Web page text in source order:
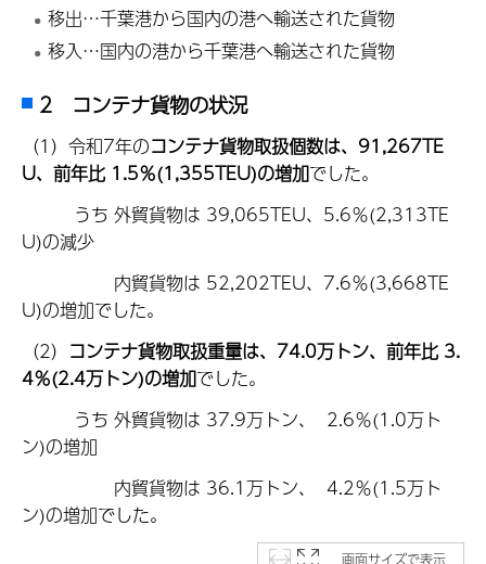
移出…千葉港から国内の港へ輸送された貨物
移入…国内の港から千葉港へ輸送された貨物
2 コンテナ貨物の状況
（1）令和7年のコンテナ貨物取扱個数は、91,267TE
U、前年比 1.5％(1,355TEU)の増加でした。
うち 外貿貨物は 39,065TEU、5.6％(2,313TE
U)の減少
内貿貨物は 52,202TEU、7.6％(3,668TE
U)の増加でした。
（2） コンテナ貨物取扱重量は、74.0万トン、前年比 3.
4％(2.4万トン)の増加でした。
うち 外貿貨物は 37.9万トン、 2.6％(1.0万ト
ン)の増加
内貿貨物は 36.1万トン、 4.2％(1.5万ト
ン)の増加でした。
画面サイズで表示